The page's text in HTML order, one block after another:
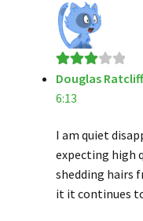
Note3
sur 5
Douglas
6:13
I am quiet
expecting high
shedding hairs
it it continues